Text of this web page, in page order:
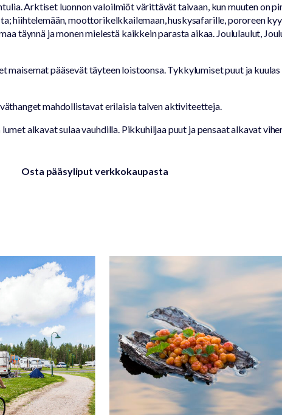
Arktiset luonnon valoilmiöt värittävät taivaan, kun muuten on
hiihtelemään, moottorikelkkailemaan, huskysafarille, pororeen
täynnä ja monen mielestä kaikkein parasta aikaa. Joululaulut,
maisemat pääsevät täyteen loistoonsa. Tykkylumiset puut ja
mahdollistavat erilaisia talven aktiviteetteja.
alkavat sulaa vauhdilla. Pikkuhiljaa puut ja pensaat alkavat
Osta pääsyliput verkkokaupasta